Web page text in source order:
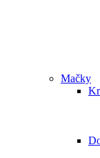
Mačky